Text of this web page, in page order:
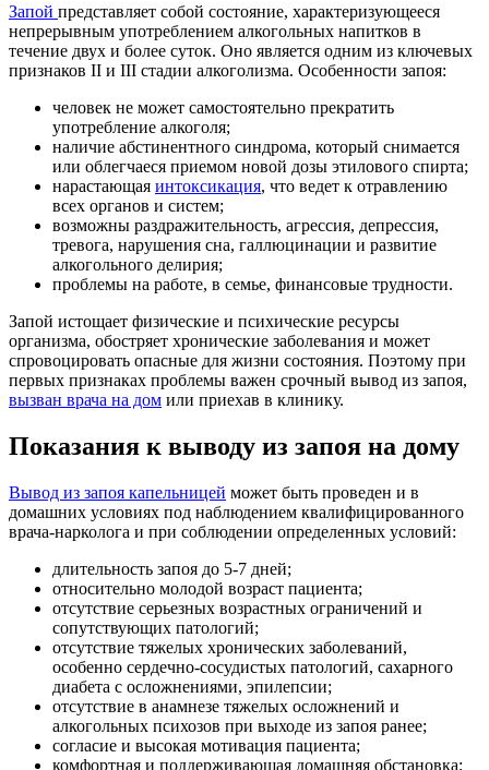
Запой представляет собой состояние, характеризующееся
непрерывным употреблением алкогольных напитков в
течение двух и более суток. Оно является одним из ключевых
признаков II и III стадии алкоголизма. Особенности запоя:
человек не может самостоятельно прекратить
употребление алкоголя;
наличие абстинентного синдрома, который снимается
или облегчаеся приемом новой дозы этилового спирта;
нарастающая интоксикация, что ведет к отравлению
всех органов и систем;
возможны раздражительность, агрессия, депрессия,
тревога, нарушения сна, галлюцинации и развитие
алкогольного делирия;
проблемы на работе, в семье, финансовые трудности.
Запой истощает физические и психические ресурсы
организма, обостряет хронические заболевания и может
спровоцировать опасные для жизни состояния. Поэтому при
первых признаках проблемы важен срочный вывод из запоя,
вызван врача на дом или приехав в клинику.
Показания к выводу из запоя на дому
Вывод из запоя капельницей может быть проведен и в
домашних условиях под наблюдением квалифицированного
врача-нарколога и при соблюдении определенных условий:
длительность запоя до 5-7 дней;
относительно молодой возраст пациента;
отсутствие серьезных возрастных ограничений и
сопутствующих патологий;
отсутствие тяжелых хронических заболеваний,
особенно сердечно-сосудистых патологий, сахарного
диабета с осложнениями, эпилепсии;
отсутствие в анамнезе тяжелых осложнений и
алкогольных психозов при выходе из запоя ранее;
согласие и высокая мотивация пациента;
комфортная и поддерживающая домашняя обстановка;